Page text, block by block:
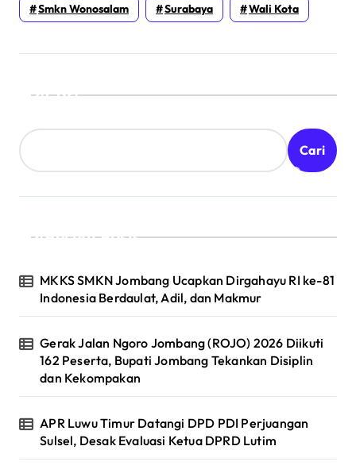
Smkn Wonosalam Surabaya Wali Kota
Cari
Cari
Recent Posts
MKKS SMKN Jombang Ucapkan Dirgahayu RI ke-81
Indonesia Berdaulat, Adil, dan Makmur
Gerak Jalan Ngoro Jombang (ROJO) 2026 Diikuti
162 Peserta, Bupati Jombang Tekankan Disiplin
dan Kekompakan
APR Luwu Timur Datangi DPD PDI Perjuangan
Sulsel, Desak Evaluasi Ketua DPRD Lutim